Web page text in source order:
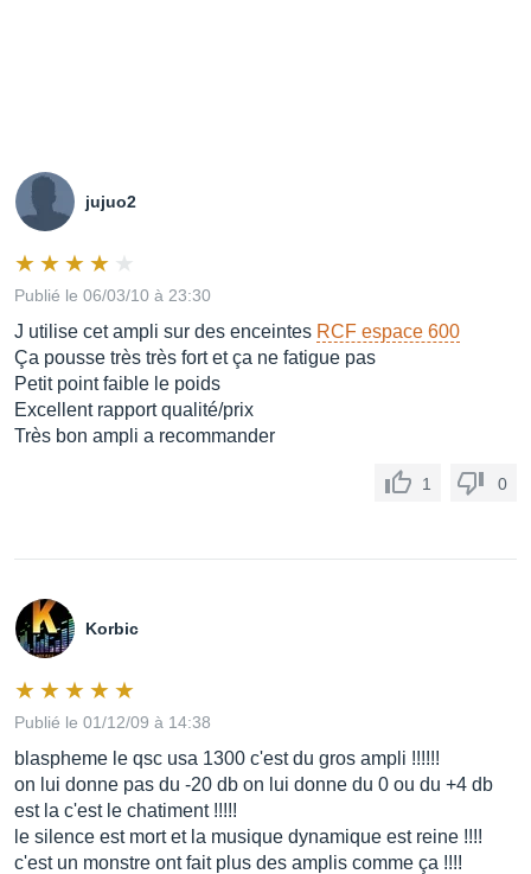
jujuo2
Publié le 06/03/10 à 23:30
J utilise cet ampli sur des enceintes RCF espace 600
Ça pousse très très fort et ça ne fatigue pas
Petit point faible le poids
Excellent rapport qualité/prix
Très bon ampli a recommander
1 0
Korbic
Publié le 01/12/09 à 14:38
blaspheme le qsc usa 1300 c'est du gros ampli !!!!!!
on lui donne pas du -20 db on lui donne du 0 ou du +4 db
est la c'est le chatiment !!!!!
le silence est mort et la musique dynamique est reine !!!!
c'est un monstre ont fait plus des amplis comme ça !!!!